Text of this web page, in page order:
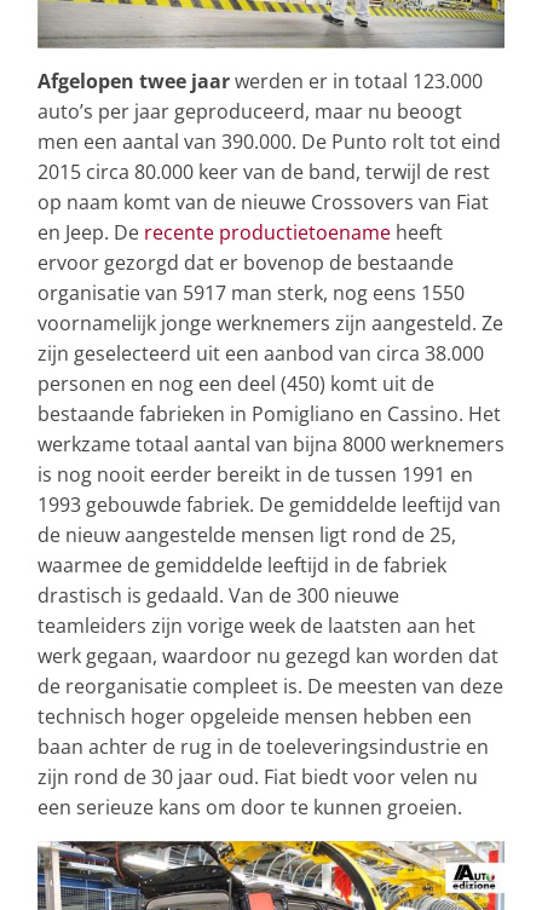
Afgelopen twee jaarwerden er in totaal 123.000
auto’s per jaar geproduceerd, maar nu beoogt
men een aantal van 390.000. De Punto rolt tot eind
2015 circa 80.000 keer van de band, terwijl de rest
op naam komt van de nieuwe Crossovers van Fiat
en Jeep. De recente productietoename heeft
ervoor gezorgd dat er bovenop de bestaande
organisatie van 5917 man sterk, nog eens 1550
voornamelijk jonge werknemers zijn aangesteld. Ze
zijn geselecteerd uit een aanbod van circa 38.000
personen en nog een deel (450) komt uit de
bestaande fabrieken in Pomigliano en Cassino. Het
werkzame totaal aantal van bijna 8000 werknemers
is nog nooit eerder bereikt in de tussen 1991 en
1993 gebouwde fabriek. De gemiddelde leeftijd van
de nieuw aangestelde mensen ligt rond de 25,
waarmee de gemiddelde leeftijd in de fabriek
drastisch is gedaald. Van de 300 nieuwe
teamleiders zijn vorige week de laatsten aan het
werk gegaan, waardoor nu gezegd kan worden dat
de reorganisatie compleet is. De meesten van deze
technisch hoger opgeleide mensen hebben een
baan achter de rug in de toeleveringsindustrie en
zijn rond de 30 jaar oud. Fiat biedt voor velen nu
een serieuze kans om door te kunnen groeien.